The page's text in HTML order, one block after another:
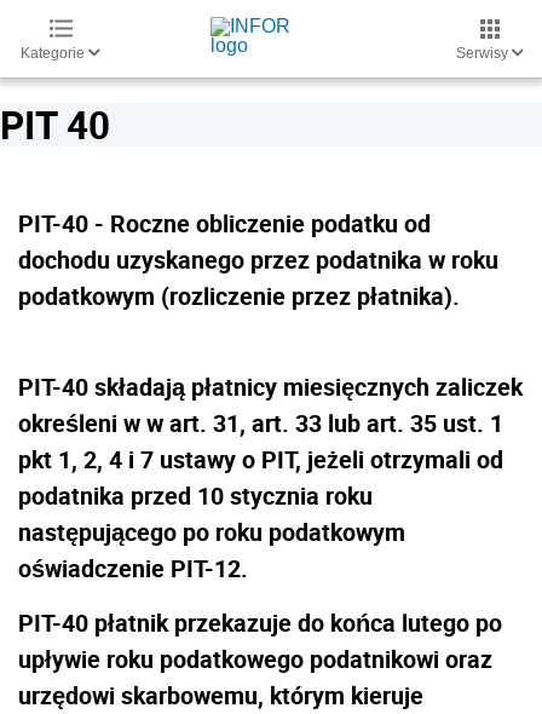
Kategorie Serwisy
PIT 40
PIT-40 - Roczne obliczenie podatku od
dochodu uzyskanego przez podatnika w roku
podatkowym (rozliczenie przez płatnika).
PIT-40 składają płatnicy miesięcznych zaliczek
określeni w w art. 31, art. 33 lub art. 35 ust. 1
pkt 1, 2, 4 i 7 ustawy o PIT, jeżeli otrzymali od
podatnika przed 10 stycznia roku
następującego po roku podatkowym
oświadczenie PIT-12.
PIT-40 płatnik przekazuje do końca lutego po
upływie roku podatkowego podatnikowi oraz
urzędowi skarbowemu, którym kieruje